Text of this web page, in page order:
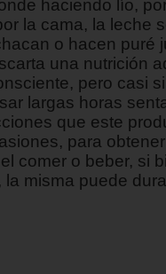
haciendo lío,
la cama, la leche
o hacen puré
una nutrición
pero casi
largas horas
que este
para
comer o beber, si
misma puede